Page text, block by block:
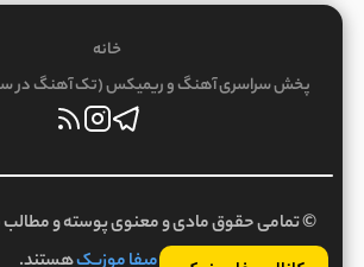
خانه
پخش سراسری آهنگ و ریمیکس (تک آهنگ در
© تمامی حقوق مادی و معنوی پوسته و